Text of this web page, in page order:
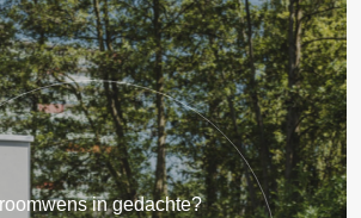
in gedachte?